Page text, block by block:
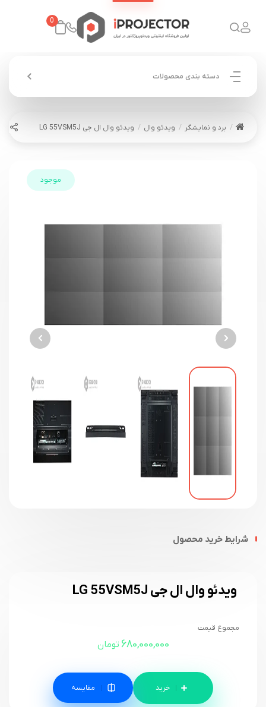
0
دسته بندی محصولات
برد و نمایشگر ویدئو وال ویدئو وال ال جی LG 55VSM5J
موجود
شرایط خرید محصول
ویدئو وال ال جی LG 55VSM5J
مجموع قیمت
680,000,000 تومان
مقایسه